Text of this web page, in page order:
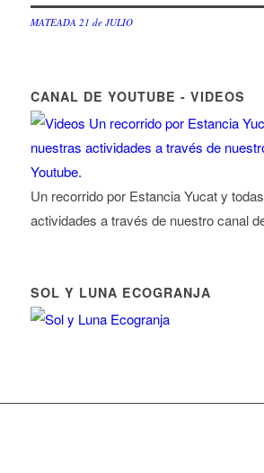
MATEADA 21 de JULIO
CANAL DE YOUTUBE - VIDEOS
Un recorrido por Estancia Yucat y
actividades a través de nuestro canal
SOL Y LUNA ECOGRANJA